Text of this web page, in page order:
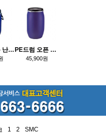
오픈드럼통 난타통 pvc드럼통 30리터 PE드럼 오픈 120L 발효통 드럼통 약품통 약품용기 화학통 화학용기
45,900원
1 2 SMC